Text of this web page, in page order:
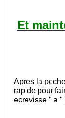
Et
Apres la
rapide pour
ecrevisse " a